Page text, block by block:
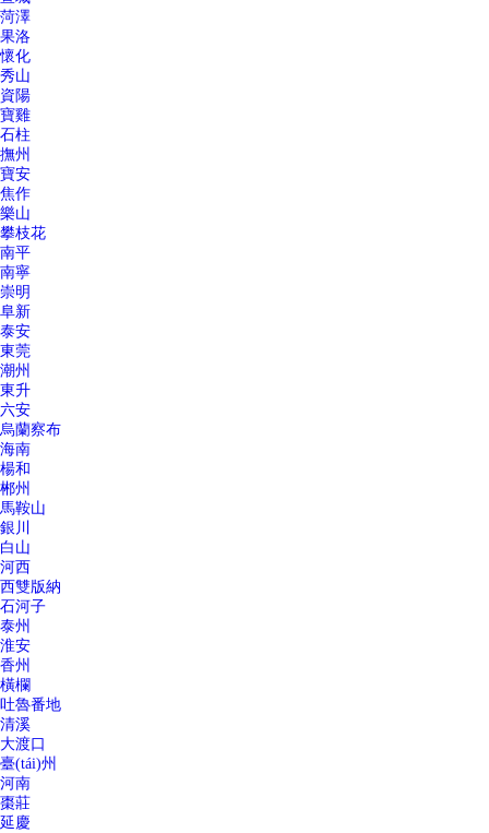
菏澤
果洛
懷化
秀山
資陽
寶雞
石柱
撫州
寶安
焦作
樂山
攀枝花
南平
南寧
崇明
阜新
泰安
東莞
潮州
東升
六安
烏蘭察布
海南
楊和
郴州
馬鞍山
銀川
白山
河西
西雙版納
石河子
泰州
淮安
香州
橫欄
吐魯番地
清溪
大渡口
臺(tái)州
河南
棗莊
延慶